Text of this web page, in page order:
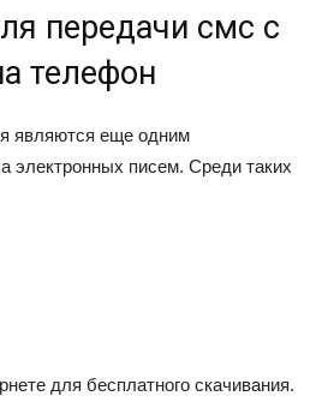
передачи смс с
телефон
являются еще одним
электронных писем. Среди таких
для бесплатного скачивания.